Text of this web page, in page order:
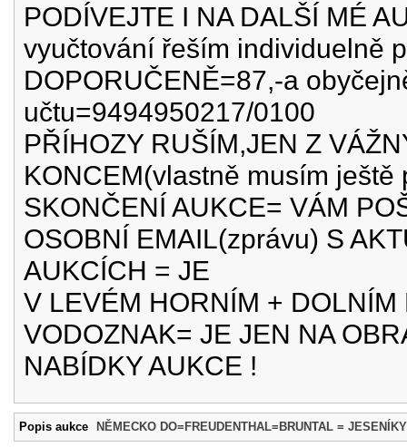
PODÍVEJTE I NA DALŠÍ MÉ
vyučtování řeším individuelně
DOPORUČENĚ=87,-a
učtu=9494950217/0100
PŘÍHOZY RUŠÍM,JEN Z
KONCEM(vlastně musím
SKONČENÍ AUKCE= VÁM
OSOBNÍ EMAIL(zprávu) S
AUKCÍCH = JE
V LEVÉM HORNÍM +
VODOZNAK= JE JEN NA
NABÍDKY AUKCE !
Popis aukce NĚMECKO DO=FREUDENTHAL=BRUNTAL =